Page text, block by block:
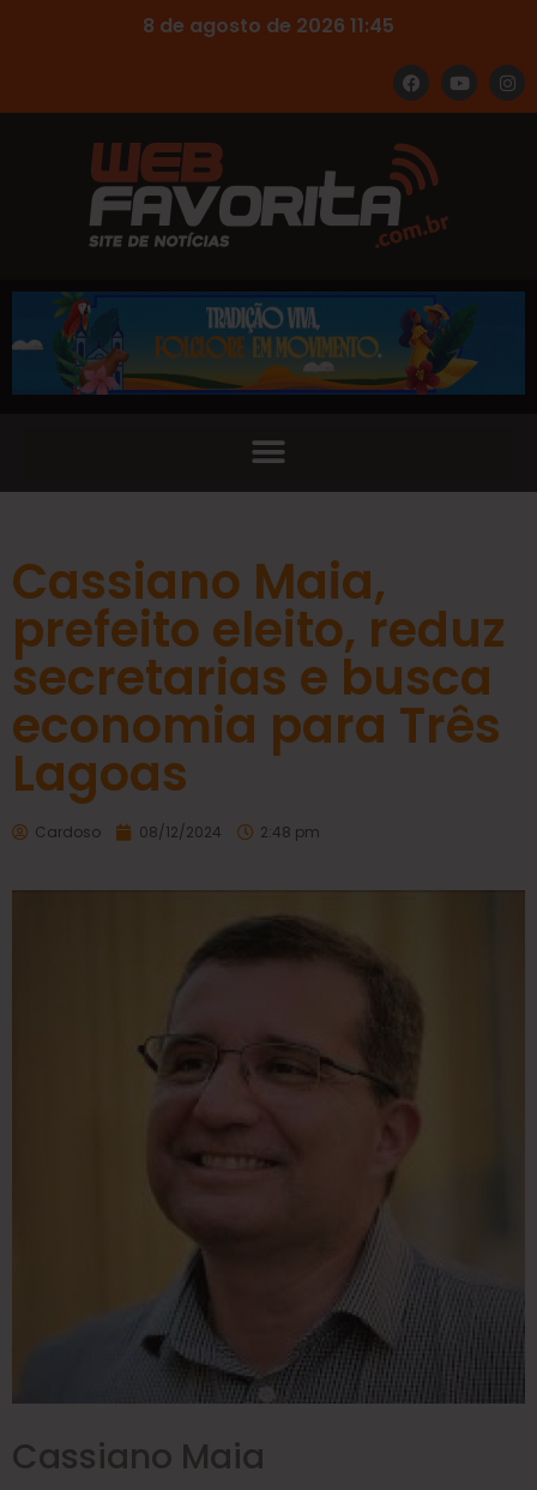
8 de agosto de 2026 11:45
Cassiano Maia,
prefeito eleito, reduz
secretarias e busca
economia para Três
Lagoas
Cardoso 08/12/2024 2:48 pm
Cassiano Maia